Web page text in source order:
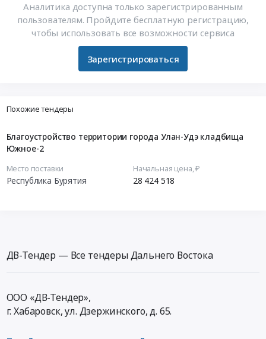
Аналитика доступна только зарегистрированным
пользователям. Пройдите бесплатную регистрацию,
чтобы использовать все возможности сервиса
Зарегистрироваться
Похожие тендеры
Благоустройство территории города Улан-Удэ кладбища
Южное-2
Место поставки
Республика Бурятия
Начальная цена, ₽
28 424 518
ДВ-Тендер — Все тендеры Дальнего Востока
ООО «ДВ-Тендер»,
г. Хабаровск,ул. Дзержинского, д. 65.